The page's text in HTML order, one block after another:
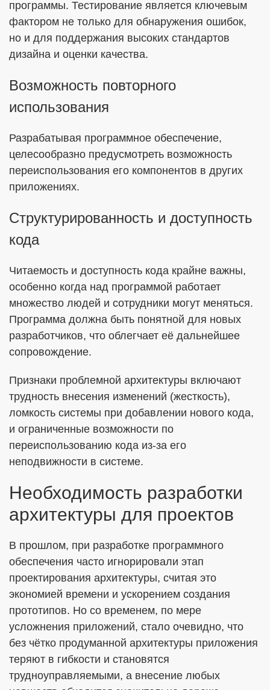
программы. Тестирование является ключевым
фактором не только для обнаружения ошибок,
но и для поддержания высоких стандартов
дизайна и оценки качества.
Возможность повторного
использования
Разрабатывая программное обеспечение,
целесообразно предусмотреть возможность
переиспользования его компонентов в других
приложениях.
Структурированность и доступность
кода
Читаемость и доступность кода крайне важны,
особенно когда над программой работает
множество людей и сотрудники могут меняться.
Программа должна быть понятной для новых
разработчиков, что облегчает её дальнейшее
сопровождение.
Признаки проблемной архитектуры включают
трудность внесения изменений (жесткость),
ломкость системы при добавлении нового кода,
и ограниченные возможности по
переиспользованию кода из-за его
неподвижности в системе.
Необходимость разработки
архитектуры для проектов
В прошлом, при разработке программного
обеспечения часто игнорировали этап
проектирования архитектуры, считая это
экономией времени и ускорением создания
прототипов. Но со временем, по мере
усложнения приложений, стало очевидно, что
без чётко продуманной архитектуры приложения
теряют в гибкости и становятся
трудноуправляемыми, а внесение любых